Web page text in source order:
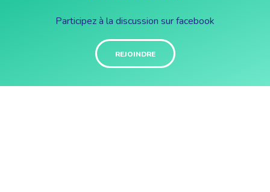
Participez à la discussion sur facebook
REJOINDRE